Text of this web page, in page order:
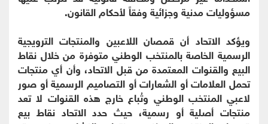
مسؤوليات مدنية وجزائية وفقاً لأحكام القانون.
ويؤكد الاتحاد أن قمصان اللاعبين والمنتجات الترويجية
الرسمية الخاصة بالمنتخب الوطني متوفرة من خلال نقاط
البيع والقنوات المعتمدة من قبل الاتحاد، وأن أي منتجات
تحمل العلامات أو الشعارات أو التصاميم الرسمية أو صور
لاعبي المنتخب الوطني وتُباع خارج هذه القنوات لا تعد
منتجات أصلية أو رسمية، حيث حدد الاتحاد نقاط بيع